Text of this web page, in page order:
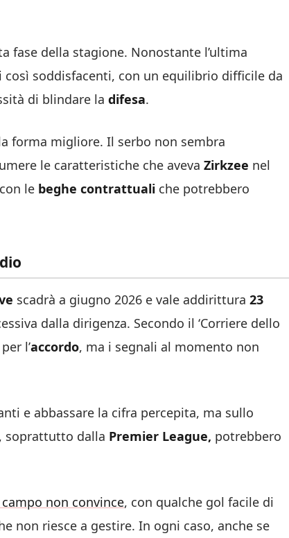
fase della stagione. Nonostante l’ultima
soddisfacenti, con un equilibrio difficile da
di blindare la difesa.
forma migliore. Il serbo non sembra
le caratteristiche che aveva Zirkzee nel
le beghe contrattuali che potrebbero
scadrà a giugno 2026 e vale addirittura 23
dalla dirigenza. Secondo il ‘Corriere dello
l’accordo, ma i segnali al momento non
e abbassare la cifra percepita, ma sullo
soprattutto dalla Premier League, potrebbero
non convince, con qualche gol facile di
non riesce a gestire. In ogni caso, anche se